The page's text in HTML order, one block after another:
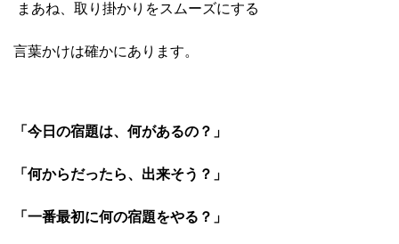
まあね、取り掛かりをスムーズにする
言葉かけは確かにあります。
「今日の宿題は、何があるの？」
「何からだったら、出来そう？」
「一番最初に何の宿題をやる？」